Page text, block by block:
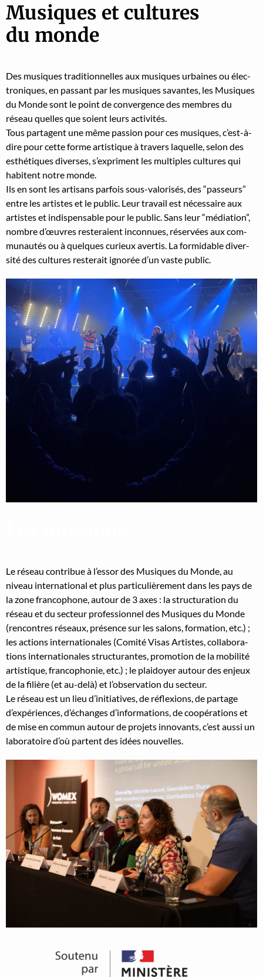
Musiques et cultures
du monde
Des musiques tra­di­tion­nelles aux musiques urbaines ou élec­
tron­iques, en pas­sant par les musiques savantes, les Musiques
du Monde sont le point de con­ver­gence des mem­bres du
réseau quelles que soient leurs activ­ités.
Tous parta­gent une même pas­sion pour ces musiques, c’est-à-
dire pour cette forme artis­tique à tra­vers laque­lle, selon des
esthé­tiques divers­es, s’expriment les mul­ti­ples cul­tures qui
habitent notre monde.
Ils en sont les arti­sans par­fois sous-val­orisés, des “passeurs”
entre les artistes et le pub­lic. Leur tra­vail est néces­saire aux
artistes et indis­pens­able pour le pub­lic. Sans leur “médi­a­tion”,
nom­bre d’œuvres resteraient incon­nues, réservées aux com­
mu­nautés ou à quelques curieux aver­tis. La for­mi­da­ble diver­
sité des cul­tures resterait ignorée d’un vaste pub­lic.
Le réseau con­tribue à l’es­sor des Musiques du Monde, au
niveau inter­na­tion­al et plus par­ti­c­ulière­ment dans les pays de
la zone fran­coph­o­ne, autour de 3 axes : la struc­tura­tion du
réseau et du secteur pro­fes­sion­nel des Musiques du Monde
(ren­con­tres réseaux, présence sur les salons, for­ma­tion, etc.) ;
les actions inter­na­tionales (Comité Visas Artistes, col­lab­o­ra­
tions inter­na­tionales struc­turantes, pro­mo­tion de la mobil­ité
artis­tique, fran­coph­o­nie, etc.) ; le plaidoy­er autour des enjeux
de la fil­ière (et au-delà) et l’observation du secteur.
Le réseau est un lieu d’initiatives, de réflex­ions, de partage
d’expériences, d’échanges d’informations, de coopéra­tions et
de mise en com­mun autour de pro­jets inno­vants, c’est aus­si un
lab­o­ra­toire d’où par­tent des idées nou­velles.